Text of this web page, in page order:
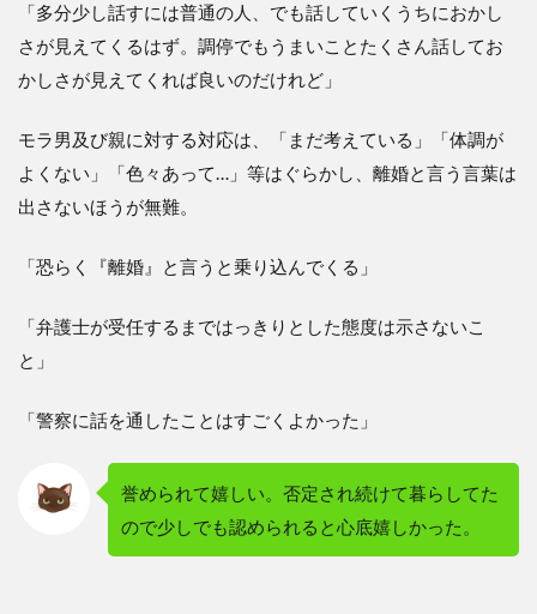
「多分少し話すには普通の人、でも話していくうちにおかし
さが見えてくるはず。調停でもうまいことたくさん話してお
かしさが見えてくれば良いのだけれど」
モラ男及び親に対する対応は、「まだ考えている」「体調が
よくない」「色々あって…」等はぐらかし、離婚と言う言葉は
出さないほうが無難。
「恐らく『離婚』と言うと乗り込んでくる」
「弁護士が受任するまではっきりとした態度は示さないこ
と」
「警察に話を通したことはすごくよかった」
誉められて嬉しい。否定され続けて暮らしてた
ので少しでも認められると心底嬉しかった。